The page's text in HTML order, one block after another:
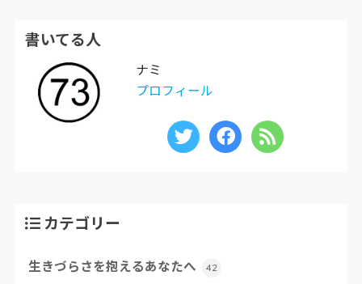
書いてる人
ナミ
プロフィール
カテゴリー
生きづらさを抱えるあなたへ 42